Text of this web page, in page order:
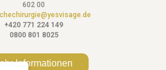
602 00
+420 771 224 149
0800 801 8025
Informationen